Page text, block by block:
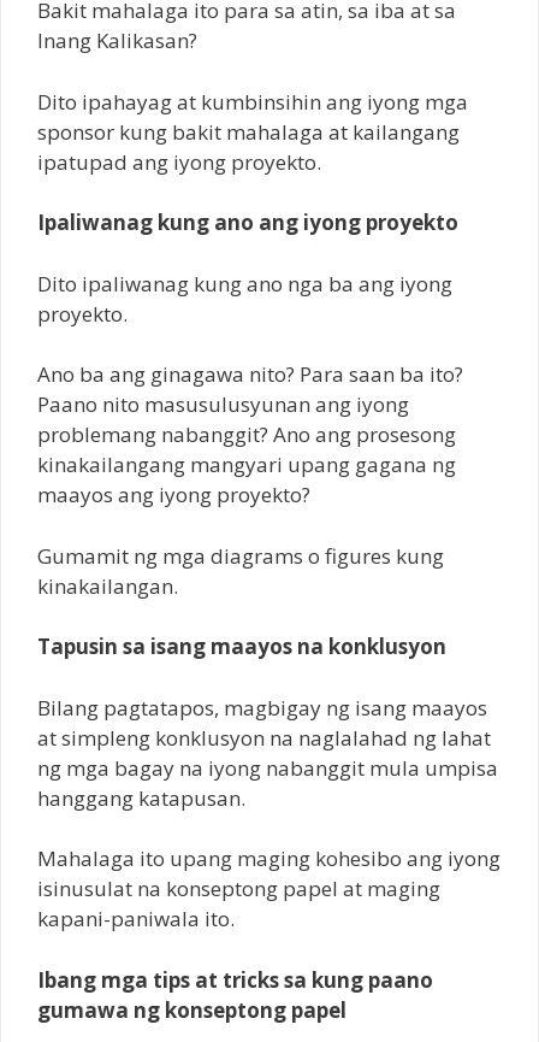
Bakit mahalaga ito para sa atin, sa iba at sa
Inang Kalikasan?
Dito ipahayag at kumbinsihin ang iyong mga
sponsor kung bakit mahalaga at kailangang
ipatupad ang iyong proyekto.
Ipaliwanag kung ano ang iyong proyekto
Dito ipaliwanag kung ano nga ba ang iyong
proyekto.
Ano ba ang ginagawa nito? Para saan ba ito?
Paano nito masusulusyunan ang iyong
problemang nabanggit? Ano ang prosesong
kinakailangang mangyari upang gagana ng
maayos ang iyong proyekto?
Gumamit ng mga diagrams o figures kung
kinakailangan.
Tapusin sa isang maayos na konklusyon
Bilang pagtatapos, magbigay ng isang maayos
at simpleng konklusyon na naglalahad ng lahat
ng mga bagay na iyong nabanggit mula umpisa
hanggang katapusan.
Mahalaga ito upang maging kohesibo ang iyong
isinusulat na konseptong papel at maging
kapani-paniwala ito.
Ibang mga tips at tricks sa kung paano
gumawa ng konseptong papel